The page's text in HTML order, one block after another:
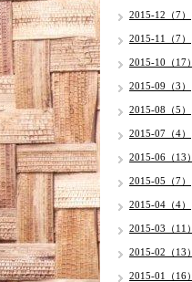
2015-12（7）
2015-11（7）
2015-10（17）
2015-09（3）
2015-08（5）
2015-07（4）
2015-06（13）
2015-05（7）
2015-04（4）
2015-03（11）
2015-02（13）
2015-01（16）